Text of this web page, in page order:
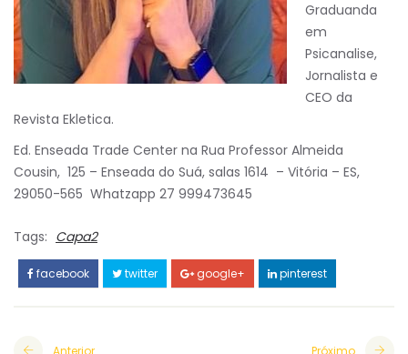
Graduanda
em
Psicanalise,
Jornalista e
CEO da
Revista Ekletica.
Ed. Enseada Trade Center na Rua Professor Almeida
Cousin, 125 – Enseada do Suá, salas 1614 – Vitória – ES,
29050-565 Whatzapp 27 999473645
Tags: Capa2
facebook twitter google+ pinterest
Anterior Próximo